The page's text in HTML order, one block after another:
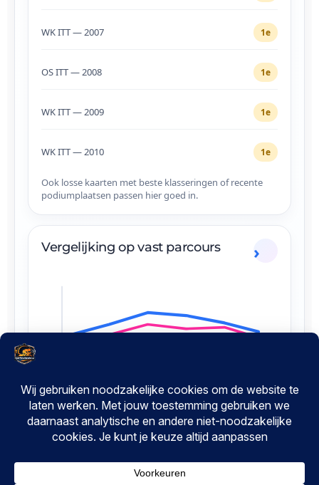
WK ITT — 2007 1e
OS ITT — 2008 1e
WK ITT — 2009 1e
WK ITT — 2010 1e
Ook losse kaarten met beste klasseringen of recente
podiumplaatsen passen hier goed in.
Vergelijking op vast parcours
Vergelijk je huidige lijn met je persoonlijke beste of met
een geselecteerde referentierenner.
Help de kalender gratis en actueel te
houden
Gebruik je Tijdritkalender om wedstrijden, uitslagen of
je eigen prestaties te volgen? Een kleine bijdrage helpt
met hosting, onderhoud en verdere ontwikkeling.
Doneer